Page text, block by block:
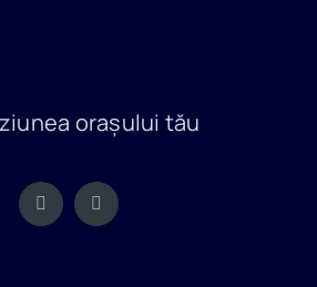
orașului tău